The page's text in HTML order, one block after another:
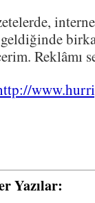
Reklâmı
Yazılar: